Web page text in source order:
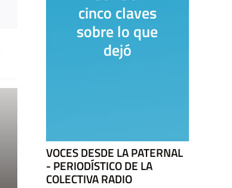
cinco claves
sobre lo que
VOCES DESDE LA PATERNAL
- PERIODÍSTICO DE LA
COLECTIVA RADIO